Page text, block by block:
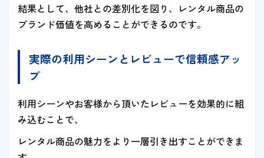
結果として、他社との差別化を図り、レンタル商品の
ブランド価値を高めることができるのです。
実際の利用シーンとレビューで信頼感アッ
プ
利用シーンやお客様から頂いたレビューを効果的に組
み込むことで、
レンタル商品の魅力をより一層引き出すことができま